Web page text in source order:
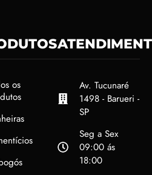
os
Av. Tucunaré
1498 - Barueri -
SP
Seg a Sex
09:00 ás
18:00